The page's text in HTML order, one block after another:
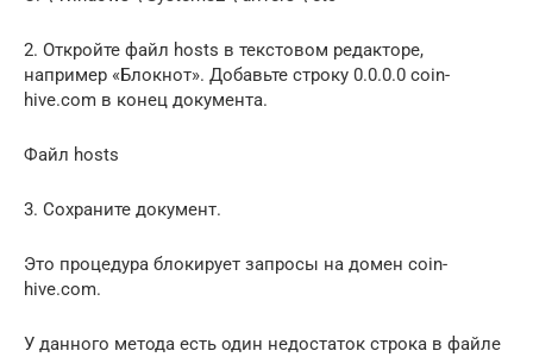
2. Откройте файл hosts в текстовом редакторе,
например «Блокнот». Добавьте строку 0.0.0.0 coin-
hive.com в конец документа.
Файл hosts
3. Сохраните документ.
Это процедура блокирует запросы на домен coin-
hive.com.
У данного метода есть один недостаток строка в файле